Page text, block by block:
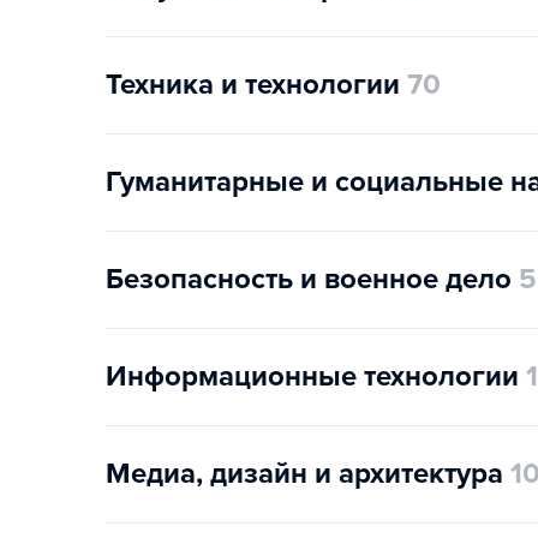
Техника и технологии 70
Гуманитарные и социальные
Безопасность и военное дело 5
Информационные технологии
Медиа, дизайн и архитектура 10